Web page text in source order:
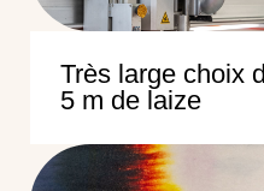
Très large choix
5 m de laize